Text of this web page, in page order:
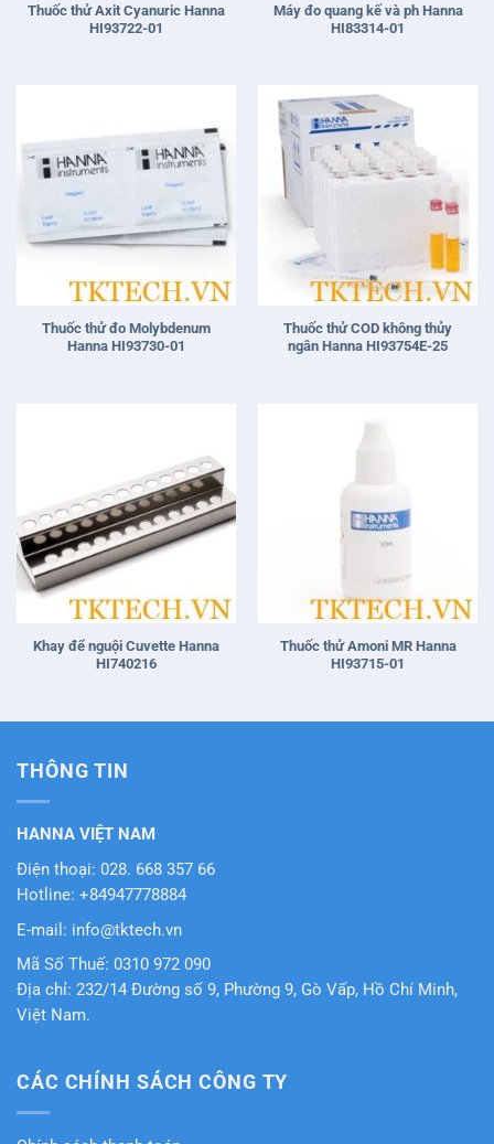
Thuốc thử Axit Cyanuric Hanna
HI93722-01
Máy đo quang kế và ph Hanna
HI83314-01
Thuốc thử đo Molybdenum
Hanna HI93730-01
Thuốc thử COD không thủy
ngân Hanna HI93754E-25
Khay để nguội Cuvette Hanna
HI740216
Thuốc thử Amoni MR Hanna
HI93715-01
THÔNG TIN
HANNA VIỆT NAM
Điện thoại: 028. 668 357 66
Hotline: +84947778884
E-mail: info@tktech.vn
Mã Số Thuế: 0310 972 090
Địa chỉ: 232/14 Đường số 9, Phường 9, Gò Vấp, Hồ Chí Minh,
Việt Nam.
CÁC CHÍNH SÁCH CÔNG TY